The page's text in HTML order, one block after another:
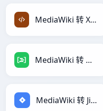
MediaWiki 转 XML
MediaWiki 转 DAX
MediaWiki 转 Jira